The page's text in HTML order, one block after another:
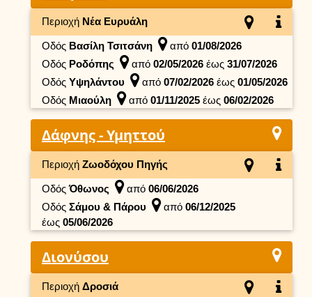
Περιοχή Νέα Ευρυάλη
Οδός Βασίλη Τσιτσάνη από 01/08/2026
Οδός Ροδόπης από 02/05/2026 έως 31/07/2026
Οδός Υψηλάντου από 07/02/2026 έως 01/05/2026
Οδός Μιαούλη από 01/11/2025 έως 06/02/2026
Δάφνης - Υμηττού
Περιοχή Ζωοδόχου Πηγής
ΟδόςΌθωνος από 06/06/2026
Οδός Σάμου & Πάρου από 06/12/2025
έως 05/06/2026
Διονύσου
Περιοχή Δροσιά